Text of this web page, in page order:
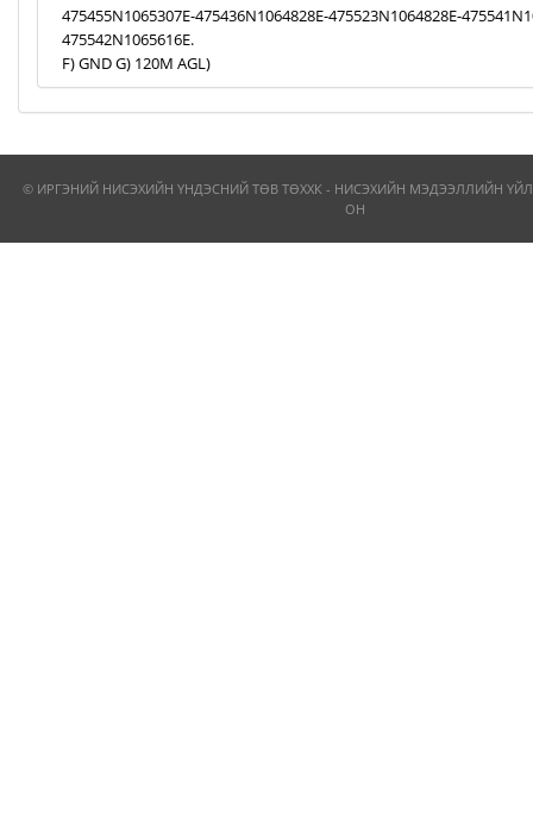
475455N1065307E-475436N1064828E-475523N1064828E-
475542N1065616E.
F) GND G) 120M AGL)
© ИРГЭНИЙ НИСЭХИЙН ҮНДЭСНИЙ ТӨВ ТӨХХК - НИСЭХИЙН МЭДЭЭЛЛИЙН
ОН